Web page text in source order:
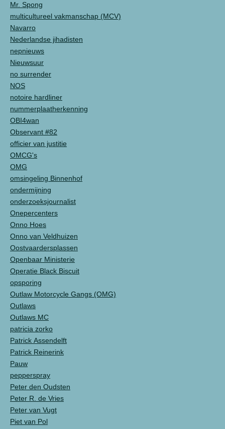
Mr. Spong
multicultureel vakmanschap (MCV)
Navarro
Nederlandse jihadisten
nepnieuws
Nieuwsuur
no surrender
NOS
notoire hardliner
nummerplaatherkenning
OBI4wan
Observant #82
officier van justitie
OMCG's
OMG
omsingeling Binnenhof
ondermijning
onderzoeksjournalist
Onepercenters
Onno Hoes
Onno van Veldhuizen
Oostvaardersplassen
Openbaar Ministerie
Operatie Black Biscuit
opsporing
Outlaw Motorcycle Gangs (OMG)
Outlaws
Outlaws MC
patricia zorko
Patrick Assendelft
Patrick Reinerink
Pauw
pepperspray
Peter den Oudsten
Peter R. de Vries
Peter van Vugt
Piet van Pol